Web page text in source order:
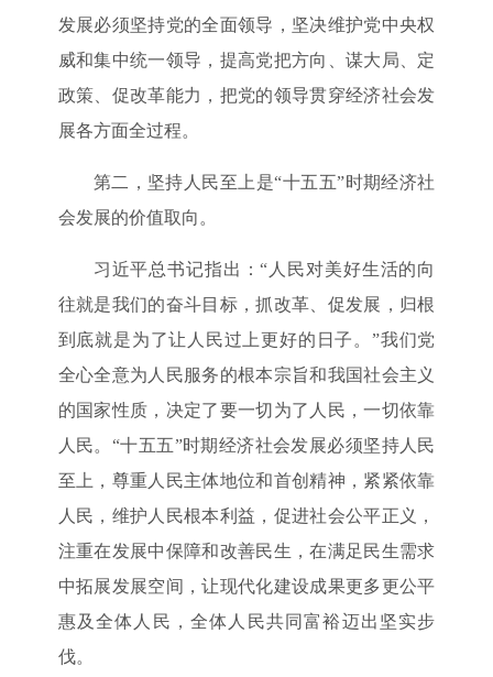
发展必须坚持党的全面领导，坚决维护党中央权
威和集中统一领导，提高党把方向、谋大局、定
政策、促改革能力，把党的领导贯穿经济社会发
展各方面全过程。
第二，坚持人民至上是“十五五”时期经济社
会发展的价值取向。
习近平总书记指出：“人民对美好生活的向
往就是我们的奋斗目标，抓改革、促发展，归根
到底就是为了让人民过上更好的日子。”我们党
全心全意为人民服务的根本宗旨和我国社会主义
的国家性质，决定了要一切为了人民，一切依靠
人民。“十五五”时期经济社会发展必须坚持人民
至上，尊重人民主体地位和首创精神，紧紧依靠
人民，维护人民根本利益，促进社会公平正义，
注重在发展中保障和改善民生，在满足民生需求
中拓展发展空间，让现代化建设成果更多更公平
惠及全体人民，全体人民共同富裕迈出坚实步
伐。